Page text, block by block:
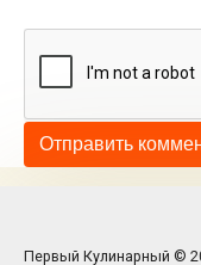
Первый Кулинарный ©